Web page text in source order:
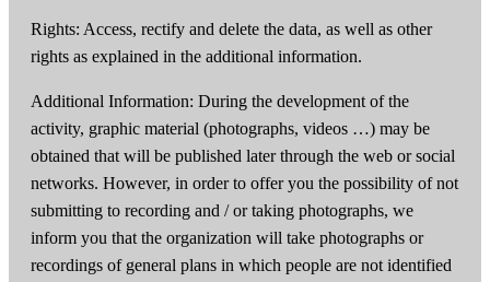
Rights: Access, rectify and delete the data, as well as other
rights as explained in the additional information.
Additional Information: During the development of the
activity, graphic material (photographs, videos …) may be
obtained that will be published later through the web or social
networks. However, in order to offer you the possibility of not
submitting to recording and / or taking photographs, we
inform you that the organization will take photographs or
recordings of general plans in which people are not identified